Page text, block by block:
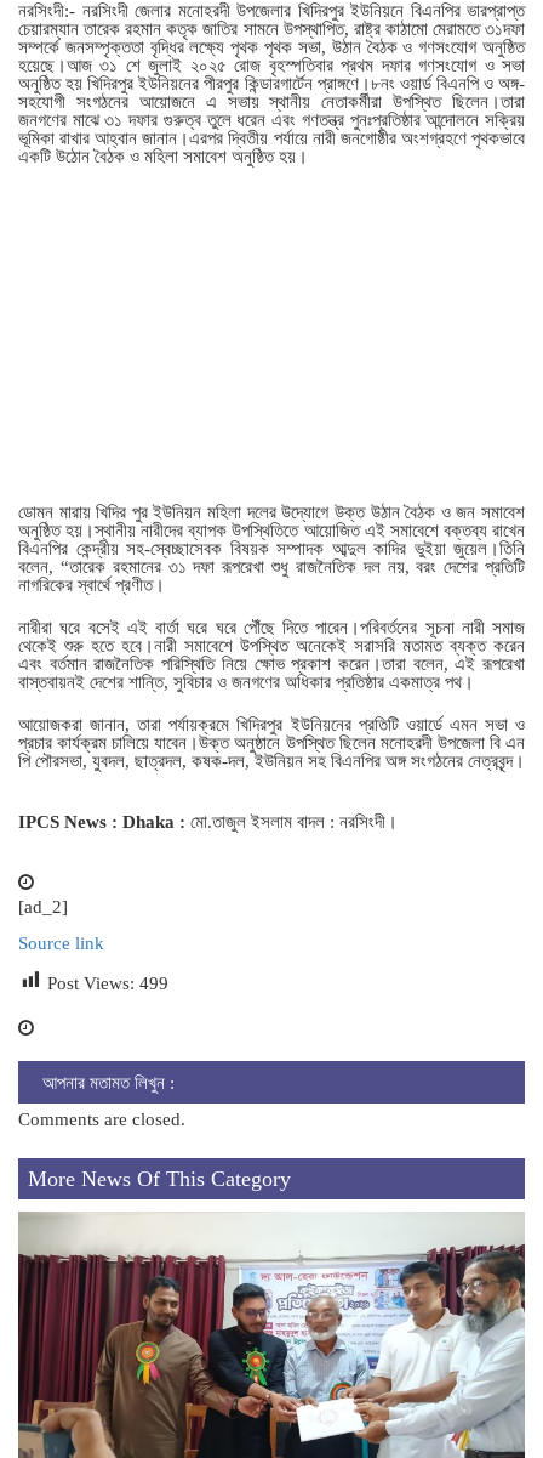
নরসিংদী:- নরসিংদী জেলার মনোহরদী উপজেলার খিদিরপুর ইউনিয়নে বিএনপির ভারপ্রাপ্ত
চেয়ারম্যান তারেক রহমান কতৃক জাতির সামনে উপস্থাপিত, রাষ্ট্র কাঠামো মেরামতে ৩১দফা
সম্পর্কে জনসম্পৃক্ততা বৃদ্ধির লক্ষ্যে পৃথক পৃথক সভা, উঠান বৈঠক ও গণসংযোগ অনুষ্ঠিত
হয়েছে।আজ ৩১ শে জুলাই ২০২৫ রোজ বৃহস্পতিবার প্রথম দফার গণসংযোগ ও সভা
অনুষ্ঠিত হয় খিদিরপুর ইউনিয়নের পীরপুর কিন্ডারগার্টেন প্রাঙ্গণে।৮নং ওয়ার্ড বিএনপি ও অঙ্গ-
সহযোগী সংগঠনের আয়োজনে এ সভায় স্থানীয় নেতাকর্মীরা উপস্থিত ছিলেন।তারা
জনগণের মাঝে ৩১ দফার গুরুত্ব তুলে ধরেন এবং গণতন্ত্র পুনঃপ্রতিষ্ঠার আন্দোলনে সক্রিয়
ভূমিকা রাখার আহ্বান জানান।এরপর দ্বিতীয় পর্যায়ে নারী জনগোষ্ঠীর অংশগ্রহণে পৃথকভাবে
একটি উঠোন বৈঠক ও মহিলা সমাবেশ অনুষ্ঠিত হয়।
ডোমন মারায় খিদির পুর ইউনিয়ন মহিলা দলের উদ্যোগে উক্ত উঠান বৈঠক ও জন সমাবেশ
অনুষ্ঠিত হয়।স্থানীয় নারীদের ব্যাপক উপস্থিতিতে আয়োজিত এই সমাবেশে বক্তব্য রাখেন
বিএনপির কেন্দ্রীয় সহ-স্বেচ্ছাসেবক বিষয়ক সম্পাদক আব্দুল কাদির ভুইয়া জুয়েল।তিনি
বলেন, “তারেক রহমানের ৩১ দফা রূপরেখা শুধু রাজনৈতিক দল নয়, বরং দেশের প্রতিটি
নাগরিকের স্বার্থে প্রণীত।
নারীরা ঘরে বসেই এই বার্তা ঘরে ঘরে পৌঁছে দিতে পারেন।পরিবর্তনের সূচনা নারী সমাজ
থেকেই শুরু হতে হবে।নারী সমাবেশে উপস্থিত অনেকেই সরাসরি মতামত ব্যক্ত করেন
এবং বর্তমান রাজনৈতিক পরিস্থিতি নিয়ে ক্ষোভ প্রকাশ করেন।তারা বলেন, এই রূপরেখা
বাস্তবায়নই দেশের শান্তি, সুবিচার ও জনগণের অধিকার প্রতিষ্ঠার একমাত্র পথ।
আয়োজকরা জানান, তারা পর্যায়ক্রমে খিদিরপুর ইউনিয়নের প্রতিটি ওয়ার্ডে এমন সভা ও
প্রচার কার্যক্রম চালিয়ে যাবেন।উক্ত অনুষ্ঠানে উপস্থিত ছিলেন মনোহরদী উপজেলা বি এন
পি পৌরসভা, যুবদল, ছাত্রদল, কষক-দল, ইউনিয়ন সহ বিএনপির অঙ্গ সংগঠনের নেত্রবৃন্দ।
IPCS News : Dhaka : ‎মো.তাজুল ইসলাম বাদল : নরসিংদী।
[ad_2]
Source link
Post Views: 499
আপনার মতামত লিখুন :
Comments are closed.
More News Of This Category